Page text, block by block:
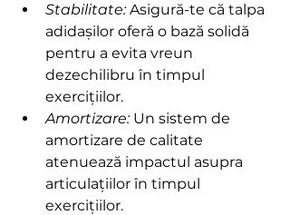
Stabilitate: Asigură-te că talpa
adidașilor oferă o bază solidă
pentru a evita vreun
dezechilibru în timpul
exercițiilor.
Amortizare: Un sistem de
amortizare de calitate
atenuează impactul asupra
articulațiilor în timpul
exercițiilor.